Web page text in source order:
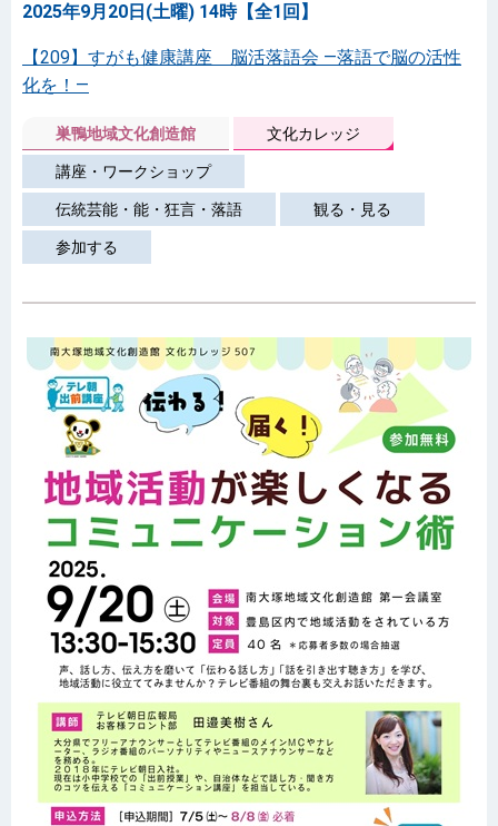
2025年9月20日(土曜) 14時【全1回】
【209】すがも健康講座 脳活落語会 ―落語で脳の活性
化を！―
巣鴨地域文化創造館 文化カレッジ
講座・ワークショップ
伝統芸能・能・狂言・落語 観る・見る
参加する